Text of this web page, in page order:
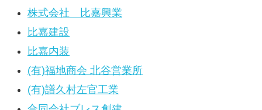
株式会社 比嘉興業
比嘉建設
比嘉内装
(有)福地商会 北谷営業所
(有)譜久村左官工業